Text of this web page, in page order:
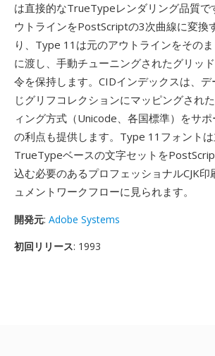
は直接的なTrueTypeレンダリング品質
ウトラインをPostScriptの3次曲線に変換
り、Type 11は元のアウトラインをその
に渡し、手動チューニングされたグリッ
令を保持します。CIDインデックスは、
じグリフコレクションにマッピングされ
ィング方式（Unicode、各国標準）をサ
の利点も提供します。Type 11フォント
TrueTypeベースの文字セットを
込む必要のあるプロフェッショナルCJK印
ュメントワークフローに見られます。
開発元: Adobe Systems
初回リリース: 1993